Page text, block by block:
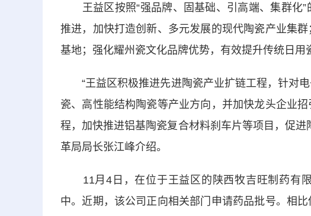
王益区按照“强品牌、固基础、引高端、集群化”
推进，加快打造创新、多元发展的现代陶瓷产业集
基地；强化耀州瓷文化品牌优势，有效提升传统日用
“王益区积极推进先进陶瓷产业扩链工程，针对电
瓷、高性能结构陶瓷等产业方向，并加快龙头企业
程，加快推进铝基陶瓷复合材料刹车片等项目，促
革局局长张江峰介绍。
11月4日，在位于王益区的陕西牧吉旺制药有
中。近期，该公司正向相关部门申请药品批号。相